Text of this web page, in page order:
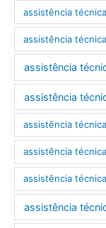
assistência
assistência
assistência
assistência
assistência
assistência
assistência
assistência